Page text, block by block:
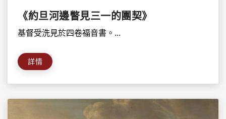
《約旦河邊瞥見三一的團契》
基督受洗見於四卷福音書。...
詳情